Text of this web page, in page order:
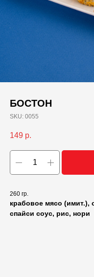
БОСТОН
SKU: 0055
149 р.
260 гр.
крабовое мясо (имит.),
спайси соус, рис, нори